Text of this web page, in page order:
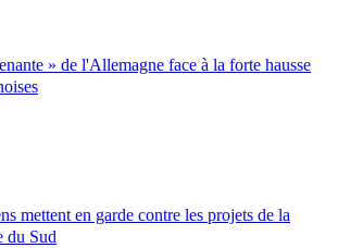
» de l'Allemagne face à la forte hausse
mettent en garde contre les projets de la
du Sud